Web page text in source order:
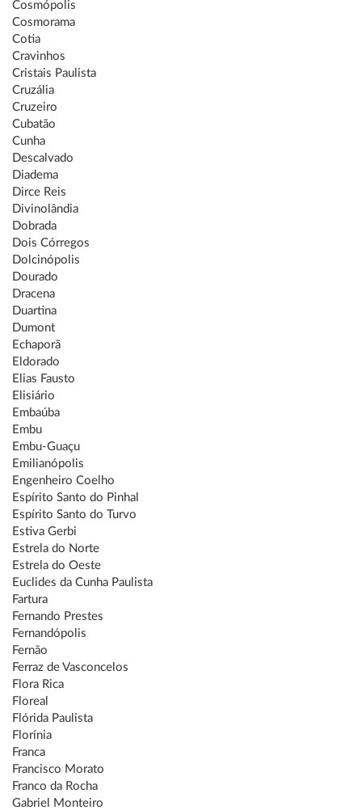
Cosmópolis
Cosmorama
Cotia
Cravinhos
Cristais Paulista
Cruzália
Cruzeiro
Cubatão
Cunha
Descalvado
Diadema
Dirce Reis
Divinolândia
Dobrada
Dois Córregos
Dolcinópolis
Dourado
Dracena
Duartina
Dumont
Echaporã
Eldorado
Elias Fausto
Elisiário
Embaúba
Embu
Embu-Guaçu
Emilianópolis
Engenheiro Coelho
Espírito Santo do Pinhal
Espírito Santo do Turvo
Estiva Gerbi
Estrela do Norte
Estrela do Oeste
Euclides da Cunha Paulista
Fartura
Fernando Prestes
Fernandópolis
Fernão
Ferraz de Vasconcelos
Flora Rica
Floreal
Flórida Paulista
Florínia
Franca
Francisco Morato
Franco da Rocha
Gabriel Monteiro